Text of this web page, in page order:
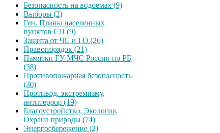
Безопасность на водоемах (9)
Выборы (2)
Ген. Планы населенных
пунктов СП (9)
Защита от ЧС и ГО (26)
Правопорядок (21)
Памятки ГУ МЧС России по РБ
(38)
Противопожарная безопасность
(30)
Противод. экстремизму,
антитеррор (19)
Благоустройство, Экология,
Охрана природы (74)
Энергосбережение (2)